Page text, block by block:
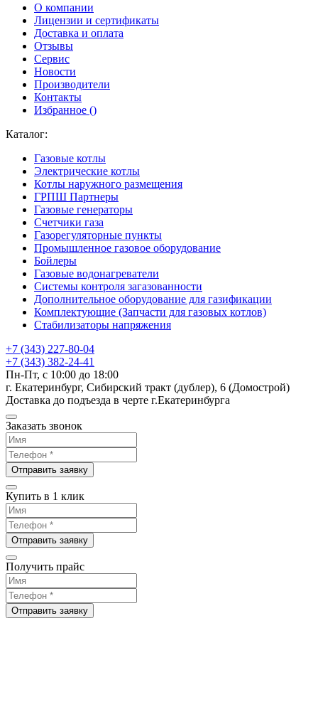
О компании
Лицензии и сертификаты
Доставка и оплата
Отзывы
Сервис
Новости
Производители
Контакты
Избранное ()
Каталог:
Газовые котлы
Электрические котлы
Котлы наружного размещения
ГРПШ Партнеры
Газовые генераторы
Счетчики газа
Газорегуляторные пункты
Промышленное газовое оборудование
Бойлеры
Газовые водонагреватели
Системы контроля загазованности
Дополнительное оборудование для газификации
Комплектующие (Запчасти для газовых котлов)
Стабилизаторы напряжения
+7 (343) 227-80-04
+7 (343) 382-24-41
Пн-Пт, с 10:00 до 18:00
г. Екатеринбург, Сибирский тракт (дублер), 6 (Домострой)
Доставка до подъезда в черте г.Екатеринбурга
Заказать звонок
Отправить заявку
Купить в 1 клик
Отправить заявку
Получить прайс
Отправить заявку